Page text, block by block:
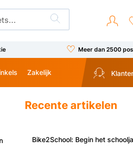
Meer dan 2500
Zakelijk
Recente artikelen
Bike2School: Begin het